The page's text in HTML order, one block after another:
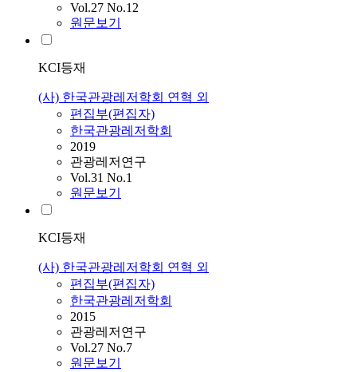
Vol.27 No.12
원문보기
KCI등재
(사) 한국관광레저학회 연혁 외
편집부(편집자)
한국관광레저학회
2019
관광레저연구
Vol.31 No.1
원문보기
KCI등재
(사) 한국관광레저학회 연혁 외
편집부(편집자)
한국관광레저학회
2015
관광레저연구
Vol.27 No.7
원문보기